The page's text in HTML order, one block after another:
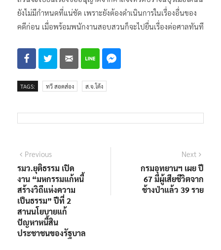
ยังไม่มีกำหนดที่แน่ชัด เพราะยังต้องดำเนินการในเรื่องอื่นของ
คดีก่อน เมื่อพร้อมพนักงานสอบสวนก็จะไปยื่นเรื่องต่อศาลทันที
TAGS: ทวี สอดส่อง ส.จ.โต้ง
แนะแนว
เรื่อง
PreviousPrevious
post:
รมว.ยุติธรรม เปิด
งาน “มหกรรมแก้หนี้
สร้างวิถีแห่งความ
เป็นธรรม” ปีที่ 2
สานนโยบายแก้
ปัญหาหนี้สิน
ประชาชนของรัฐบาล
Next
กรมอุทยานฯ เผย​ ปี​
67​ มีผู้เสียชีวิตจาก
ช้างป่าแล้ว 39 ราย​